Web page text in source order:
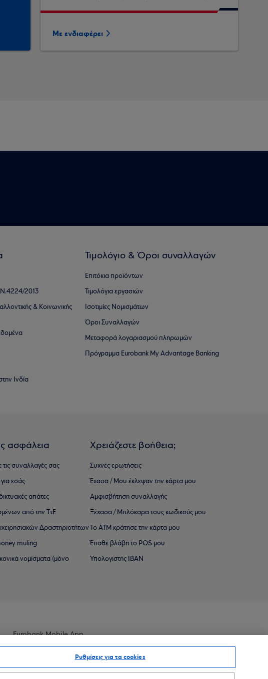
Με ενδιαφέρει
Ν.4224/2013
& Κοινωνικής
Ινδία
Τιμολόγιο & Όροι συναλλαγών
Επιτόκια προϊόντων
Τιμολόγια εργασιών
Ισοτιμίες Νομισμάτων
Όροι Συναλλαγών
Μεταφορά λογαριασμού πληρωμών
Πρόγραμμα Eurobank My Advantage Banking
ασφάλεια
συναλλαγές σας
εσάς
απάτες
από την ΤτΕ
∆ραστηριοτήτων
muling
νομίσματα (μόνο
Χρειάζεστε βοήθεια;
Συχνές ερωτήσεις
Έχασα / Μου έκλεψαν την κάρτα μου
Αμφισβήτηση συναλλαγής
Ξέχασα / Μπλόκαρα τους κωδικούς μου
Το ΑΤΜ κράτησε την κάρτα μου
Έπαθε βλάβη το POS μου
Υπολογιστής IBAN
Eurobank Mobile App
Ρυθμίσεις για τα cookies